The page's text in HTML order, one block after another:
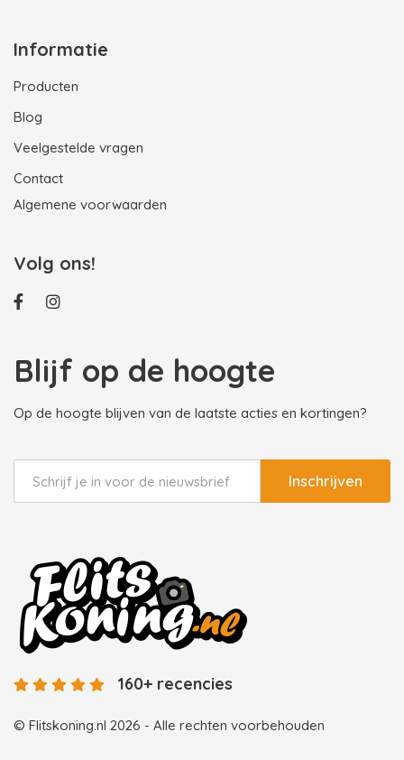
Informatie
Producten
Blog
Veelgestelde vragen
Contact
Algemene voorwaarden
Volg ons!
Blijf op de hoogte
Op de hoogte blijven van de laatste acties en kortingen?
Inschrijven
© Flitskoning.nl 2026 - Alle rechten voorbehouden
160+ recencies